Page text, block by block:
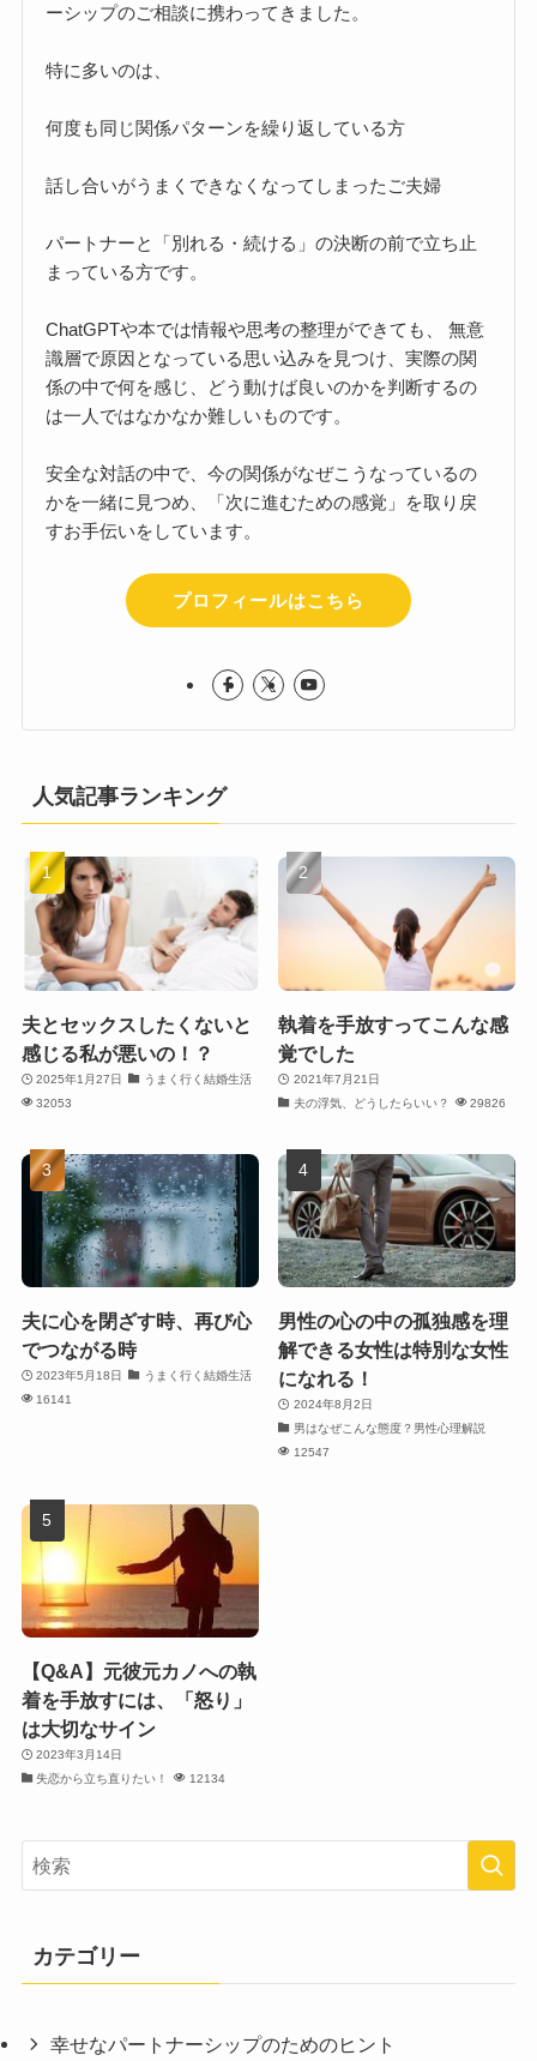
ーシップのご相談に携わってきました。
特に多いのは、
何度も同じ関係パターンを繰り返している方
話し合いがうまくできなくなってしまったご夫婦
パートナーと「別れる・続ける」の決断の前で立ち止
まっている方です。
ChatGPTや本では情報や思考の整理ができても、 無意
識層で原因となっている思い込みを見つけ、実際の関
係の中で何を感じ、どう動けば良いのかを判断するの
は一人ではなかなか難しいものです。
安全な対話の中で、今の関係がなぜこうなっているの
かを一緒に見つめ、「次に進むための感覚」を取り戻
すお手伝いをしています。
プロフィールはこちら
人気記事ランキング
夫とセックスしたくないと
感じる私が悪いの！？
2025年1月27日
うまく行く結婚生活
32053
執着を手放すってこんな感
覚でした
2021年7月21日
夫の浮気、どうしたらいい？
29826
夫に心を閉ざす時、再び心
でつながる時
2023年5月18日
うまく行く結婚生活
16141
男性の心の中の孤独感を理
解できる女性は特別な女性
になれる！
2024年8月2日
男はなぜこんな態度？男性心理解説
12547
【Q&A】元彼元カノへの執
着を手放すには、「怒り」
は大切なサイン
2023年3月14日
失恋から立ち直りたい！
12134
カテゴリー
幸せなパートナーシップのためのヒント